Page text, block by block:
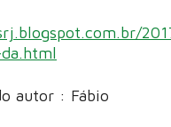
autor : Fábio